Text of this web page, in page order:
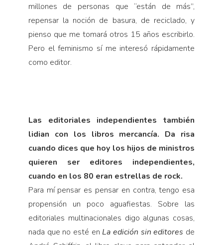
millones de personas que “están de más”,
repensar la noción de basura, de reciclado, y
pienso que me tomará otros 15 años escribirlo.
Pero el feminismo sí me interesó rápidamente
como editor.
Las editoriales independientes también
lidian con los libros mercancía. Da risa
cuando dices que hoy los hijos de ministros
quieren ser editores independientes,
cuando en los 80 eran estrellas de rock.
Para mí pensar es pensar en contra, tengo esa
propensión un poco aguafiestas. Sobre las
editoriales multinacionales digo algunas cosas,
nada que no esté en La edición sin editores de